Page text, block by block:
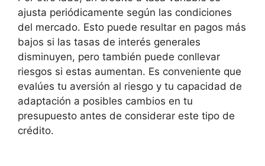
ajusta periódicamente según las condiciones
del mercado. Esto puede resultar en pagos más
bajos si las tasas⁤ de⁤ interés generales
⁢disminuyen, ‌pero también puede conllevar
riesgos si estas aumentan. Es conveniente que ​
evalúes tu aversión al riesgo y tu capacidad de
adaptación a posibles⁢ cambios en tu
presupuesto antes de considerar este tipo de
crédito.